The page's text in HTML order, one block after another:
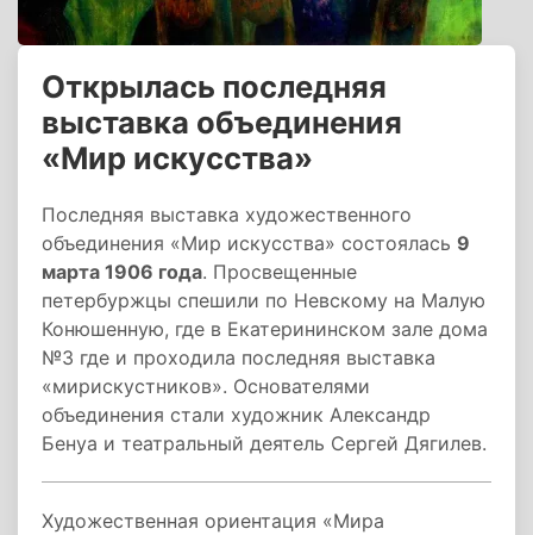
Открылась последняя
выставка объединения
«Мир искусства»
Последняя выставка художественного
объединения «Мир искусства» состоялась 9
марта 1906 года. Просвещенные
петербуржцы спешили по Невскому на Малую
Конюшенную, где в Екатерининском зале дома
№3 где и проходила последняя выставка
«мирискустников». Основателями
объединения стали художник Александр
Бенуа и театральный деятель Сергей Дягилев.
Художественная ориентация «Мира